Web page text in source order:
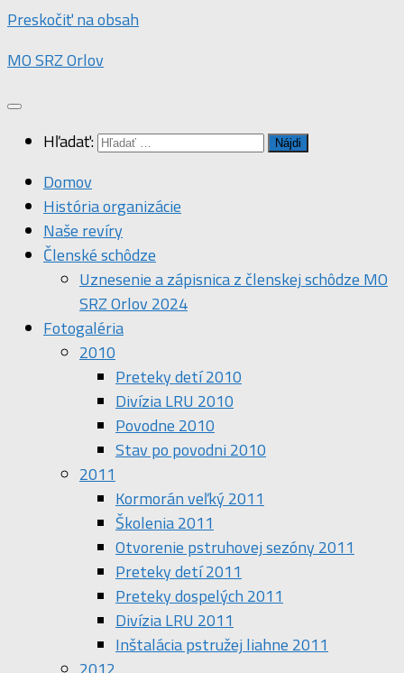
Preskočiť na obsah
MO SRZ Orlov
Hľadať:
Domov
História organizácie
Naše revíry
Členské schôdze
Uznesenie a zápisnica z členskej schôdze MO
SRZ Orlov 2024
Fotogaléria
2010
Preteky detí 2010
Divízia LRU 2010
Povodne 2010
Stav po povodni 2010
2011
Kormorán veľký 2011
Školenia 2011
Otvorenie pstruhovej sezóny 2011
Preteky detí 2011
Preteky dospelých 2011
Divízia LRU 2011
Inštalácia pstružej liahne 2011